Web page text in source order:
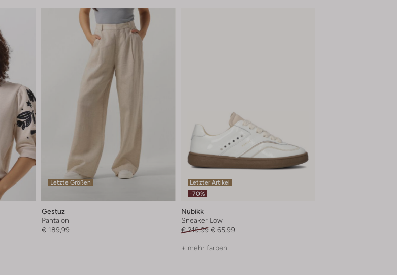
Letzte Größen
Gestuz
Pantalon
€ 189,99
Letzter Artikel
-70%
Nubikk
Sneaker Low
€ 219,99 € 65,99
+ mehr farben